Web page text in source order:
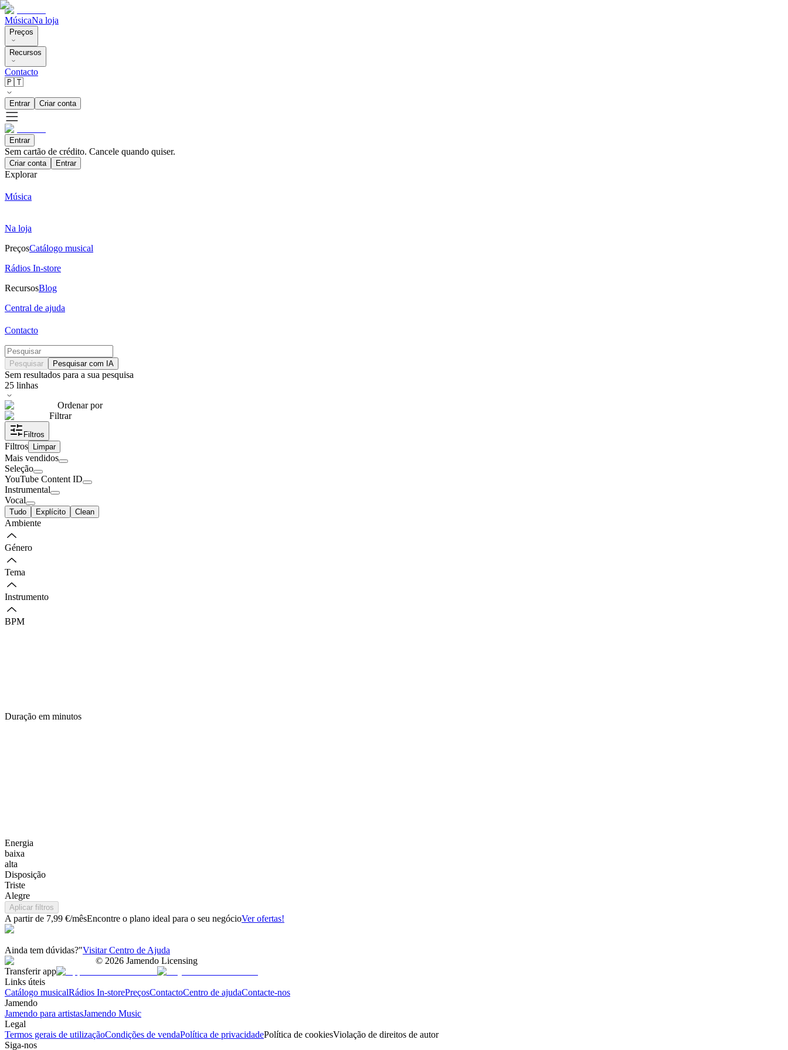
MúsicaNa loja
Preços
Recursos
Contacto
🇵🇹
Entrar Criar conta
Entrar
Sem cartão de crédito. Cancele quando quiser.
Criar conta Entrar
Explorar
Música
Na loja
PreçosCatálogo musical
Rádios In-store
RecursosBlog
Central de ajuda
Contacto
Pesquisar Pesquisar com IA
Sem resultados para a sua pesquisa
25 linhas
Ordenar por
Filtrar
Filtros
Filtros Limpar
Mais vendidos
Seleção
YouTube Content ID
Instrumental
Vocal
Tudo Explícito Clean
Ambiente
Género
Tema
Instrumento
BPM
Duração em minutos
Energia
baixa
alta
Disposição
Triste
Alegre
Aplicar filtros
A partir de 7,99 €/mêsEncontre o plano ideal para o seu negócioVer ofertas!
Ainda tem dúvidas?"Visitar Centro de Ajuda
© 2026 Jamendo Licensing
Transferir app
Links úteis
Catálogo musicalRádios In-storePreçosContactoCentro de ajudaContacte-nos
Jamendo
Jamendo para artistasJamendo Music
Legal
Termos gerais de utilizaçãoCondições de vendaPolítica de privacidadePolítica de cookiesViolação de direitos de autor
Siga-nos